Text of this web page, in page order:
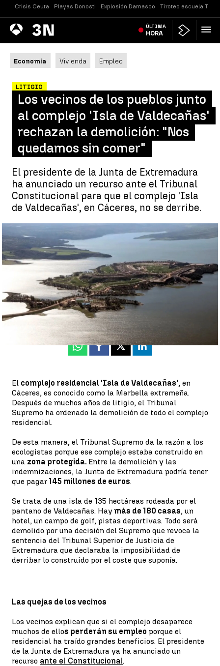
Crisis Ceuta Playas Donosti Explosión Damasco Tiroteo escuela
Antena
3 Noticias ÚLTIMA
HORA
Economía Vivienda Empleo
LITIGIO
Los vecinos de los pueblos junto
al complejo 'Isla de Valdecañas'
rechazan la demolición: "Nos
quedamos sin comer"
El presidente de la Junta de Extremadura
ha anunciado un recurso ante el Tribunal
Constitucional para que el complejo 'Isla
de Valdecañas', en Cáceres, no se derribe.
Los vecinos de los pueblos junto al complejo 'Isla de Valdecañas'
aseguran da trabajo y rechazan la demolición |Antena 3
Ángeles Pelayo |Tania Latorre
09 de febrero de 2022, 18:26
Whatsapp
Facebook
X Linkedin
El complejo residencial 'Isla de Valdecañas', en
Cáceres, es conocido como la Marbella extremeña.
Después de muchos años de litigio, el Tribunal
Supremo ha ordenado la demolición de todo el complejo
residencial.
De esta manera, el Tribunal Supremo da la razón a los
ecologistas porque ese complejo estaba construido en
una zona protegida. Entre la demolición y las
indemnizaciones, la Junta de Extremadura podría tener
que pagar 145 millones de euros.
Se trata de una isla de 135 hectáreas rodeada por el
pantano de Valdecañas. Hay más de 180 casas, un
hotel, un campo de golf, pistas deportivas. Todo será
demolido por una decisión del Supremo que revoca la
sentencia del Tribunal Superior de Justicia de
Extremadura que declaraba la imposibilidad de
derribar lo construido por el coste que suponía.
Las quejas de los vecinos
Los vecinos explican que si el complejo desaparece
muchos de ellos perderán su empleo porque el
residencial ha traído grandes beneficios. El presidente
de la Junta de Extremadura ya ha anunciado un
recurso ante el Constitucional.